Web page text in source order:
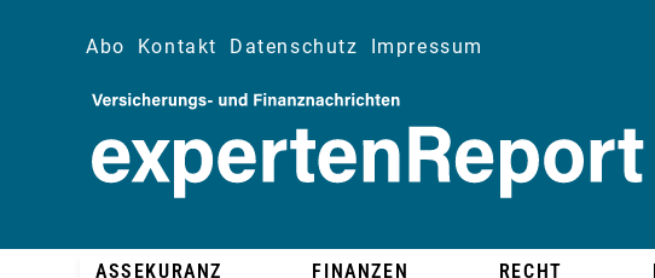
Abo Kontakt Datenschutz Impressum
ASSEKURANZ FINANZEN RECHT